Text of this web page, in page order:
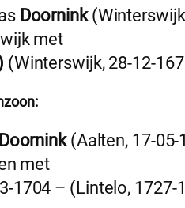
Doornink
met
(Winterswijk, 28-12-
Doornink(Aalten, 17-05-
met
1704 – (Lintelo, 1727-